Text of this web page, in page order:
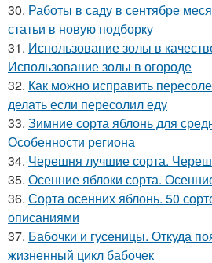
30. Работы в саду в сентябре
статьи в новую подборку
31. Использование золы в
Использование золы в огороде
32. Как можно исправить
делать если пересолил еду
33. Зимние сорта яблонь для
Особенности региона
34. Черешня лучшие сорта.
35. Осенние яблоки сорта.
36. Сорта осенних яблонь. 50
описаниями
37. Бабочки и гусеницы. Откуда
жизненный цикл бабочек